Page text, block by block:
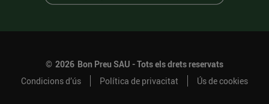
© 2026 Bon Preu SAU - Tots els drets reservats
Condicions d’ús
Política de privacitat Ús de cookies